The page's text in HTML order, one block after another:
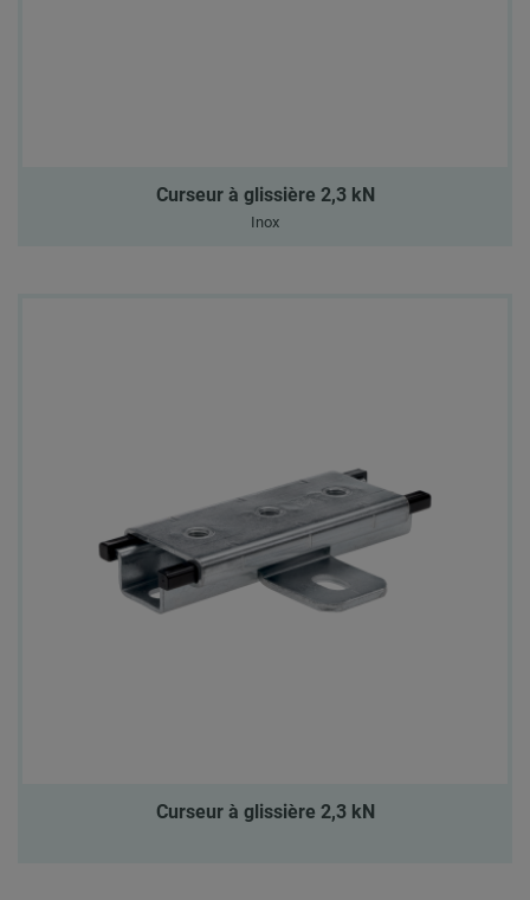
Curseur à glissière 2,3 kN
Inox
Curseur à glissière 2,3 kN